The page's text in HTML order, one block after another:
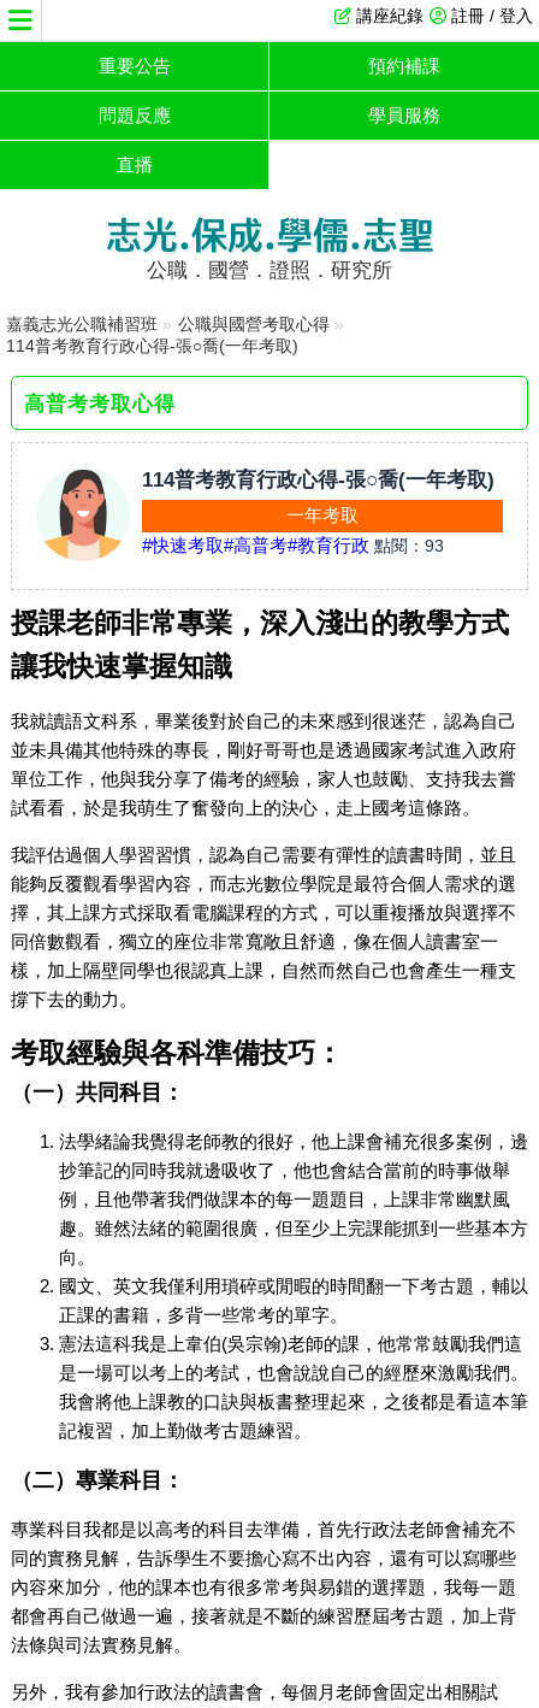
註冊 / 登入
講座紀錄
重要公告 預約補課
問題反應 學員服務
直播
志光.保成.學儒.志聖
公職．國營．證照．研究所
嘉義志光公職補習班 » 公職與國營考取心得 »
114普考教育行政心得-張○喬(一年考取)
高普考考取心得
114普考教育行政心得-張○喬(一年考取)
一年考取
#快速考取#高普考#教育行政 點閱： 93
授課老師非常專業，深入淺出的教學方式
讓我快速掌握知識
我就讀語文科系，畢業後對於自己的未來感到很迷茫，認為自己
並未具備其他特殊的專長，剛好哥哥也是透過國家考試進入政府
單位工作，他與我分享了備考的經驗，家人也鼓勵、支持我去嘗
試看看，於是我萌生了奮發向上的決心，走上國考這條路。
我評估過個人學習習慣，認為自己需要有彈性的讀書時間，並且
能夠反覆觀看學習內容，而志光數位學院是最符合個人需求的選
擇，其上課方式採取看電腦課程的方式，可以重複播放與選擇不
同倍數觀看，獨立的座位非常寬敞且舒適，像在個人讀書室一
樣，加上隔壁同學也很認真上課，自然而然自己也會產生一種支
撐下去的動力。
考取經驗與各科準備技巧：
（一）共同科目：
法學緒論我覺得老師教的很好，他上課會補充很多案例，邊
抄筆記的同時我就邊吸收了，他也會結合當前的時事做舉
例，且他帶著我們做課本的每一題題目，上課非常幽默風
趣。雖然法緒的範圍很廣，但至少上完課能抓到一些基本方
向。
國文、英文我僅利用瑣碎或閒暇的時間翻一下考古題，輔以
正課的書籍，多背一些常考的單字。
憲法這科我是上韋伯(吳宗翰)老師的課，他常常鼓勵我們這
是一場可以考上的考試，也會說說自己的經歷來激勵我們。
我會將他上課教的口訣與板書整理起來，之後都是看這本筆
記複習，加上勤做考古題練習。
（二）專業科目：
專業科目我都是以高考的科目去準備，首先行政法老師會補充不
同的實務見解，告訴學生不要擔心寫不出內容，還有可以寫哪些
內容來加分，他的課本也有很多常考與易錯的選擇題，我每一題
都會再自己做過一遍，接著就是不斷的練習歷屆考古題，加上背
法條與司法實務見解。
另外，我有參加行政法的讀書會，每個月老師會固定出相關試